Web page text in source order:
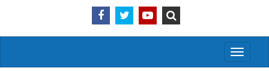
Activar/
menú